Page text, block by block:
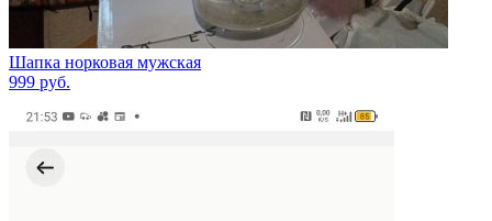
Шапка норковая мужская
999 руб.